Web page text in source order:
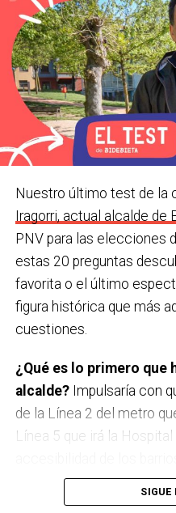
votos.
Nuestro último test de la
Iragorri, actual alcalde de
PNV para las elecciones
estas 20 preguntas
favorita o el último
figura histórica que más
cuestiones.
¿Qué es lo primero que
alcalde? Impulsaría con
de la Línea 2 del metro
Línea 5 que irá la
Torre, buscando la mejor
y la alta de Karmelo
SIGUE